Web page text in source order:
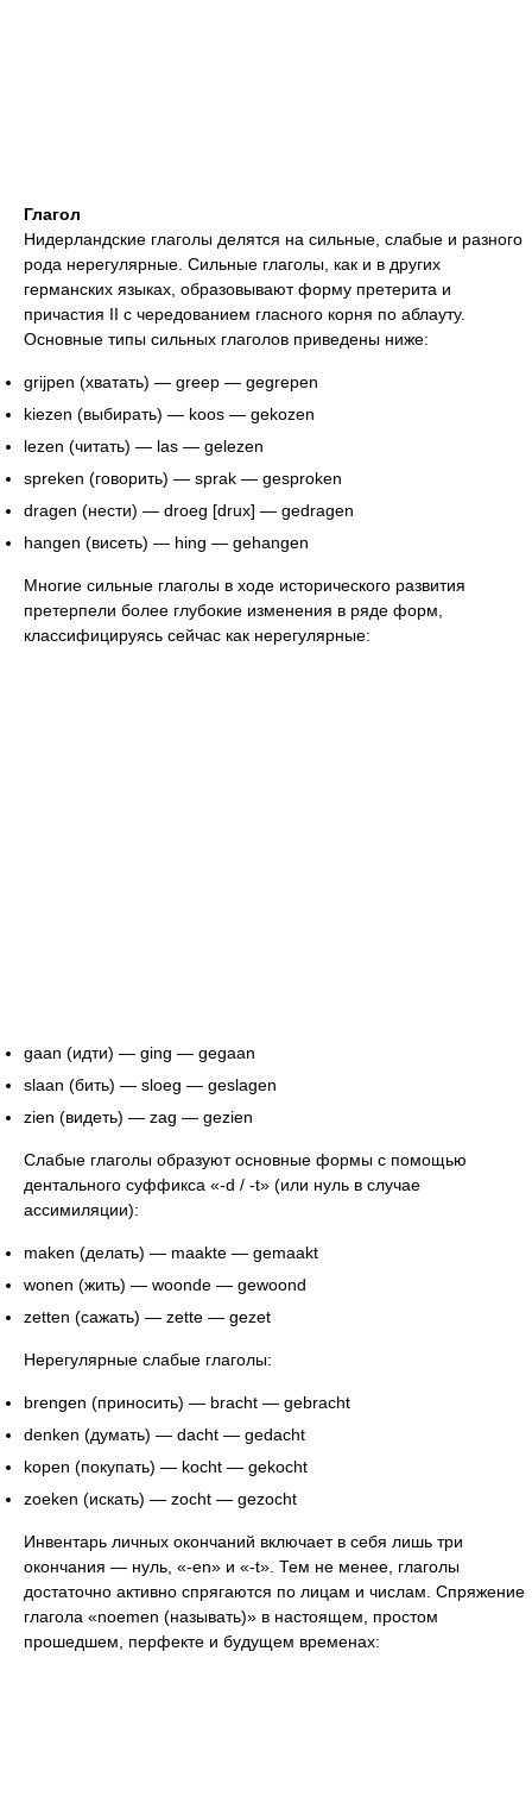
Глагол
Нидерландские глаголы делятся на сильные, слабые и разного
рода нерегулярные. Сильные глаголы, как и в других
германских языках, образовывают форму претерита и
причастия II с чередованием гласного корня по аблауту.
Основные типы сильных глаголов приведены ниже:
grijpen (хватать) — greep — gegrepen
kiezen (выбирать) — koos — gekozen
lezen (читать) — las — gelezen
spreken (говорить) — sprak — gesproken
dragen (нести) — droeg [drux] — gedragen
hangen (висеть) — hing — gehangen
Многие сильные глаголы в ходе исторического развития
претерпели более глубокие изменения в ряде форм,
классифицируясь сейчас как нерегулярные:
gaan (идти) — ging — gegaan
slaan (бить) — sloeg — geslagen
zien (видеть) — zag — gezien
Слабые глаголы образуют основные формы с помощью
дентального суффикса «-d / -t» (или нуль в случае
ассимиляции):
maken (делать) — maakte — gemaakt
wonen (жить) — woonde — gewoond
zetten (сажать) — zette — gezet
Нерегулярные слабые глаголы:
brengen (приносить) — bracht — gebracht
denken (думать) — dacht — gedacht
kopen (покупать) — kocht — gekocht
zoeken (искать) — zocht — gezocht
Инвентарь личных окончаний включает в себя лишь три
окончания — нуль, «-en» и «-t». Тем не менее, глаголы
достаточно активно спрягаются по лицам и числам. Спряжение
глагола «noemen (называть)» в настоящем, простом
прошедшем, перфекте и будущем временах: